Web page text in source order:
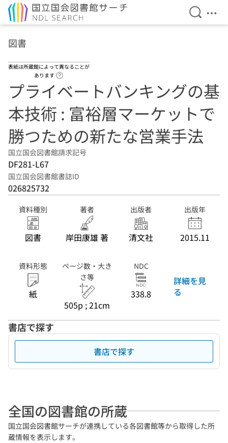
検索を
メ
図書
表紙は所蔵館によって異なることが
あります
プライベートバンキングの基
本技術 : 富裕層マーケットで
勝つための新たな営業手法
国立国会図書館請求記号
DF281-L67
国立国会図書館書誌ID
026825732
資料種別
図書
著者
岸田康雄 著
出版者
清文社
出版年
2015.11
資料形態
紙
ページ数・大き
さ等
505p ; 21cm
NDC
338.8
詳細を見
る
書店で探す
書店で探す
全国の図書館の所蔵
国立国会図書館サーチが連携している各図書館等から取得した所
蔵情報を表示します。